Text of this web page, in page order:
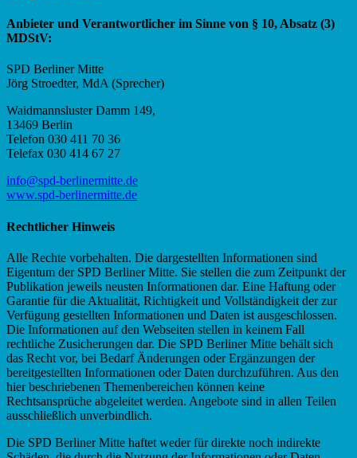
Anbieter und Verantwortlicher im Sinne von § 10, Absatz (3)
MDStV:
SPD Berliner Mitte
Jörg Stroedter, MdA (Sprecher)
Waidmannsluster Damm 149,
13469 Berlin
Telefon 030 411 70 36
Telefax 030 414 67 27
info@spd-berlinermitte.de
www.spd-berlinermitte.de
Rechtlicher Hinweis
Alle Rechte vorbehalten. Die dargestellten Informationen sind
Eigentum der SPD Berliner Mitte. Sie stellen die zum Zeitpunkt der
Publikation jeweils neusten Informationen dar. Eine Haftung oder
Garantie für die Aktualität, Richtigkeit und Vollständigkeit der zur
Verfügung gestellten Informationen und Daten ist ausgeschlossen.
Die Informationen auf den Webseiten stellen in keinem Fall
rechtliche Zusicherungen dar. Die SPD Berliner Mitte behält sich
das Recht vor, bei Bedarf Änderungen oder Ergänzungen der
bereitgestellten Informationen oder Daten durchzuführen. Aus den
hier beschriebenen Themenbereichen können keine
Rechtsansprüche abgeleitet werden. Angebote sind in allen Teilen
ausschließlich unverbindlich.
Die SPD Berliner Mitte haftet weder für direkte noch indirekte